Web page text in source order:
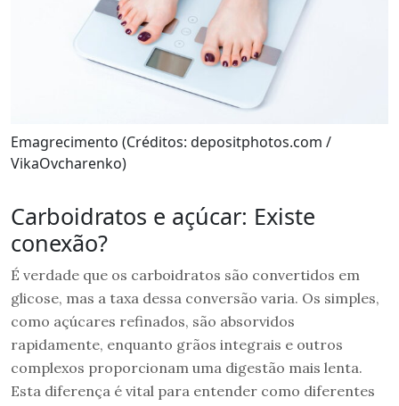
Emagrecimento (Créditos: depositphotos.com /
VikaOvcharenko)
Carboidratos e açúcar: Existe
conexão?
É verdade que os carboidratos são convertidos em
glicose, mas a taxa dessa conversão varia. Os simples,
como açúcares refinados, são absorvidos
rapidamente, enquanto grãos integrais e outros
complexos proporcionam uma digestão mais lenta.
Esta diferença é vital para entender como diferentes